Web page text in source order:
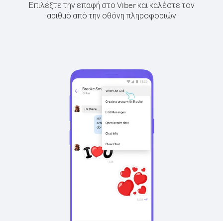
Επιλέξτε την επαφή στο Viber και καλέστε τον
αριθμό από την οθόνη πληροφοριών